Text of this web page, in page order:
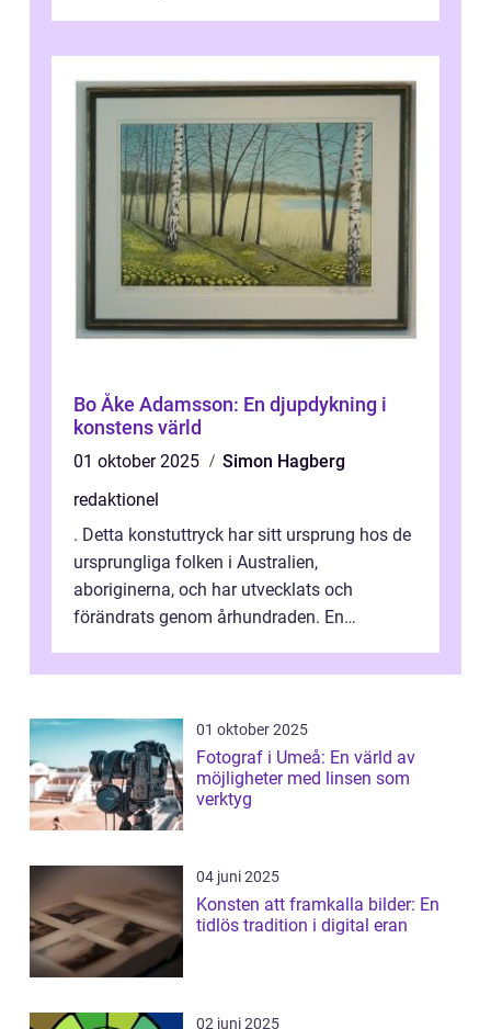
Bo Åke Adamsson: En djupdykning i
konstens värld
01 oktober 2025
Simon Hagberg
redaktionel
. Detta konstuttryck har sitt ursprung hos de
ursprungliga folken i Australien,
aboriginerna, och har utvecklats och
förändrats genom århundraden. En
”aborig...
01 oktober 2025
Fotograf i Umeå: En värld av
möjligheter med linsen som
verktyg
04 juni 2025
Konsten att framkalla bilder: En
tidlös tradition i digital eran
02 juni 2025